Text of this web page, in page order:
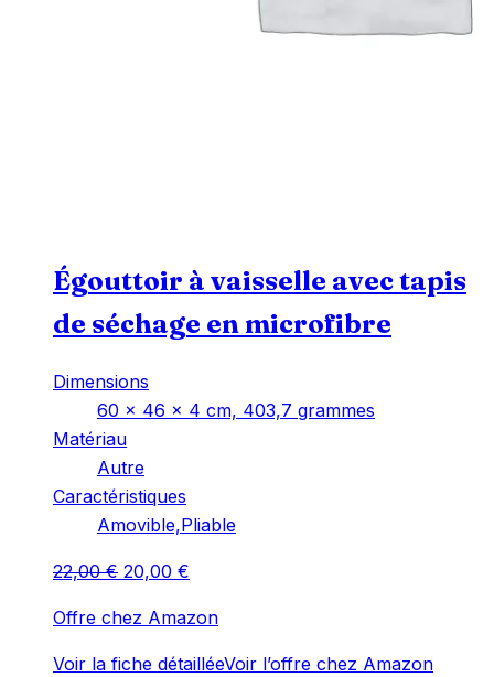
Égouttoir à vaisselle avec tapis
de séchage en microfibre
Dimensions
‎60 x 46 x 4 cm, 403,7 grammes
Matériau
‎Autre
Caractéristiques
‎Amovible,Pliable
22,00€ Le
initial
était :
20,00 €
actuel
est :
Offre chez Amazon
Voir la fiche détailléeVoir l’offre chez Amazon